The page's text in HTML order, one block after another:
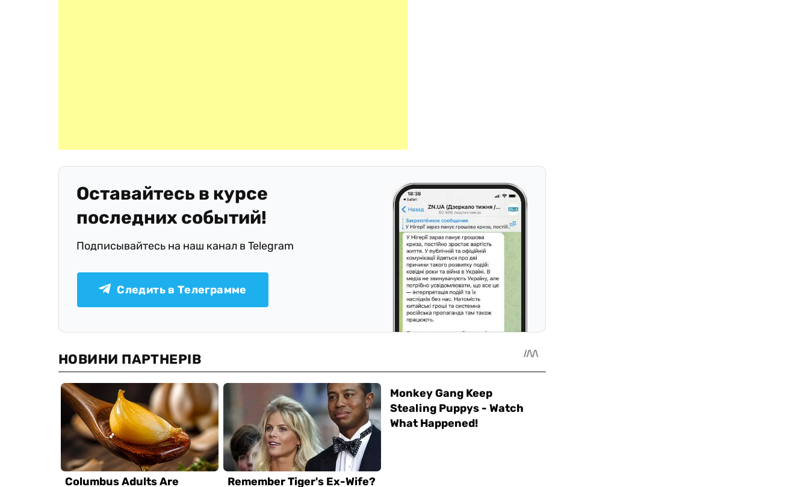
Оставайтесь в курсе
последних событий!
Подписывайтесь на наш канал в Telegram
Следить в Телеграмме